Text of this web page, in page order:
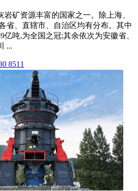
岩矿资源丰富的国家之一。除上海、
省、直辖市、自治区均有分布。其中
亿吨,为全国之冠;其余依次为安徽省、
...
8511